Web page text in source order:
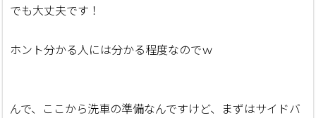
でも大丈夫です！
ホント分かる人には分かる程度なのでｗ
んで、ここから洗車の準備なんですけど、まずはサイドバ